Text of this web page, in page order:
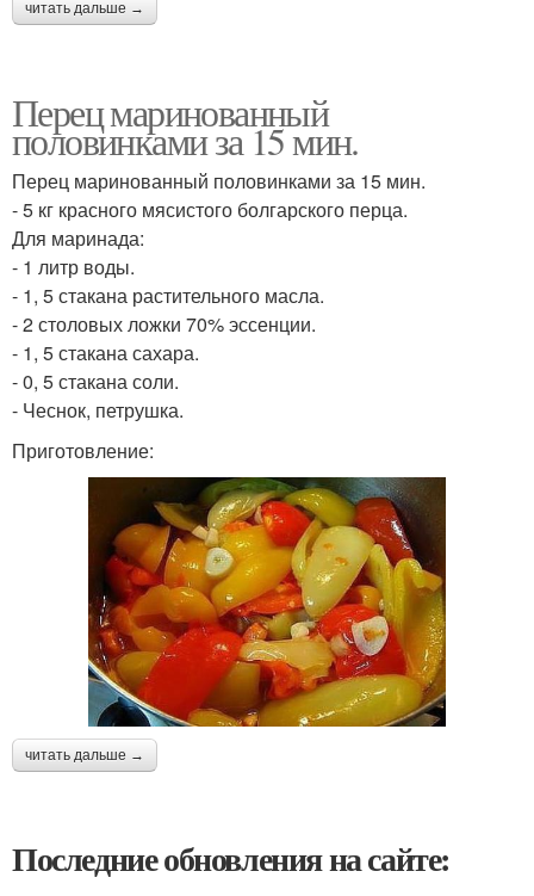
читать дальше →
Перец маринованный
половинками за 15 мин.
Перец маринованный половинками за 15 мин.
- 5 кг красного мясистого болгарского перца.
Для маринада:
- 1 литр воды.
- 1, 5 стакана растительного масла.
- 2 столовых ложки 70% эссенции.
- 1, 5 стакана сахара.
- 0, 5 стакана соли.
- Чеснок, петрушка.
Приготовление:
читать дальше →
Последние обновления на сайте: